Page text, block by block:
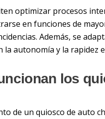
optimizar procesos
en funciones de
Además, se
la autonomía y la rapidez
los
de un quiosco de auto